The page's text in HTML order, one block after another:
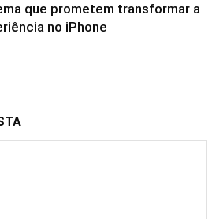
que prometem transformar a
no iPhone